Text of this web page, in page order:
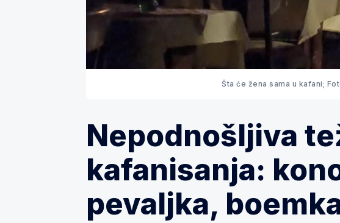
Šta će žena sama u kafani;
Nepodnošljiva
kafanisanja:
pevaljka,